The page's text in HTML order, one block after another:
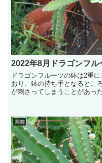
2022年8月ドラゴンフル
ドラゴンフルーツの鉢は2重
おり、鉢の持ち手となるとこ
が刺さってしまうことがあっ
園芸